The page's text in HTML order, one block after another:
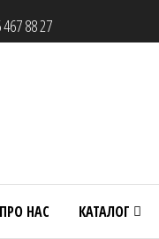
88 27
ПРО НАС КАТАЛОГ